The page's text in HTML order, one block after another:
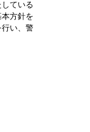
ている
方針を
い、警